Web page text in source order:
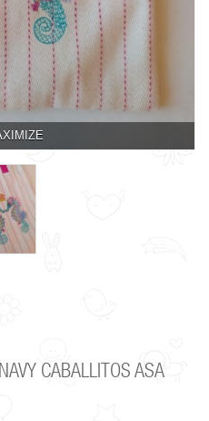
CABALLITOS ASA